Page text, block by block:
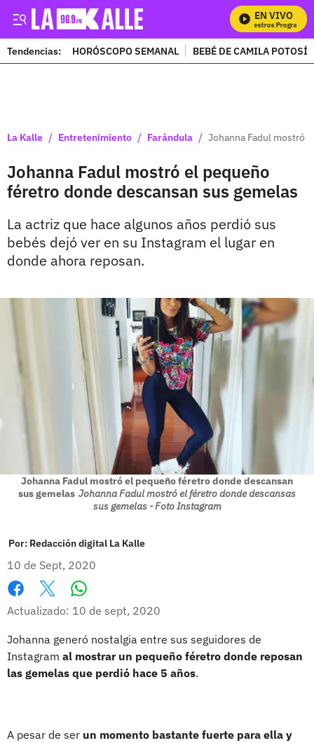
EN VIVO
Mira Todos Nuestros Programas
Tendencias: HORÓSCOPO SEMANAL BEBÉ DE CAMILA POTOSÍ
La Kalle / Entretenimiento / Farándula / Johanna Fadul mostró
Johanna Fadul mostró el pequeño
féretro donde descansan sus gemelas
La actriz que hace algunos años perdió sus
bebés dejó ver en su Instagram el lugar en
donde ahora reposan.
Johanna Fadul mostró el pequeño féretro donde descansan
sus gemelas Johanna Fadul mostró el féretro donde descansas
sus gemelas - Foto Instagram
Por: Redacción digital La Kalle
10 de Sept, 2020
Facebook
X
Actualizado: 10 de sept, 2020
Johanna generó nostalgia entre sus seguidores de
Instagram al mostrar un pequeño féretro donde reposan
las gemelas que perdió hace 5 años.
A pesar de ser un momento bastante fuerte para ella y